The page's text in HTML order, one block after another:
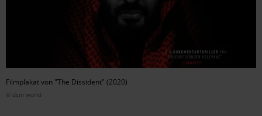
Filmplakat von "The Dissident" (2020)
© dcm world